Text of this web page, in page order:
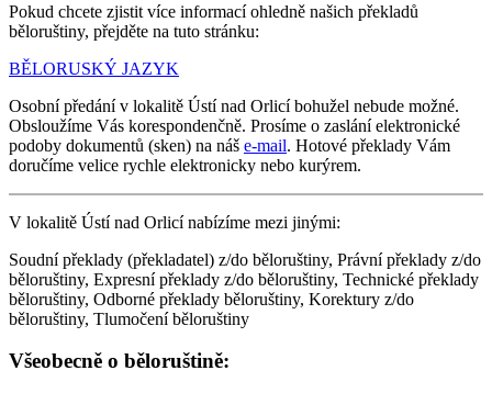
Pokud chcete zjistit více informací ohledně našich překladů
běloruštiny, přejděte na tuto stránku:
BĚLORUSKÝ JAZYK
Osobní předání v lokalitě Ústí nad Orlicí bohužel nebude možné.
Obsloužíme Vás korespondenčně. Prosíme o zaslání elektronické
podoby dokumentů (sken) na náš e-mail. Hotové překlady Vám
doručíme velice rychle elektronicky nebo kurýrem.
V lokalitě Ústí nad Orlicí nabízíme mezi jinými:
Soudní překlady (překladatel) z/do běloruštiny, Právní překlady z/do
běloruštiny, Expresní překlady z/do běloruštiny, Technické překlady
běloruštiny, Odborné překlady běloruštiny, Korektury z/do
běloruštiny, Tlumočení běloruštiny
Všeobecně o běloruštině: